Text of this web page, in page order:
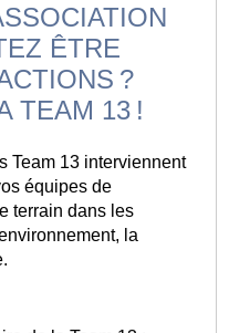
ÊTRE
?
TEAM 13 !
Team 13 interviennent
équipes de
terrain dans les
la